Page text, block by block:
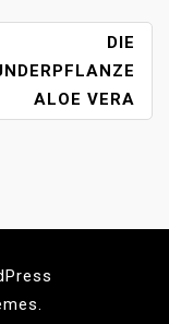
DIE
ALOE VERA